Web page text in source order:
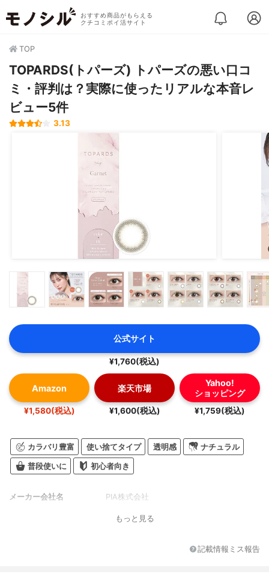
おすすめ商品がもらえる
クチコミポイ活サイト
TOP
TOPARDS(トパーズ) トパーズの悪い口コ
ミ・評判は？実際に使ったリアルな本音レ
ビュー5件
3.13
公式サイト
¥1,760(税込)
Amazon
¥1,580(税込)
楽天市場
¥1,600(税込)
Yahoo!
ショッピング
¥1,759(税込)
カラバリ豊富 使い捨てタイプ 透明感 ナチュラル
普段使いに 初心者向き
メーカー会社名 PIA株式会社
もっと見る
記載情報ミス報告